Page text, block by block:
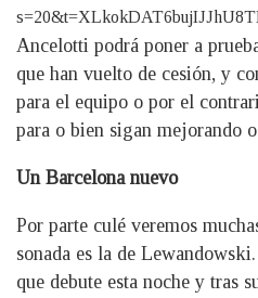
Ancelotti podrá poner a
que han vuelto de cesión, y
para el equipo o por el
para o bien sigan mejorando
Un Barcelona nuevo
Por parte culé veremos
sonada es la de
que debute esta noche y tras